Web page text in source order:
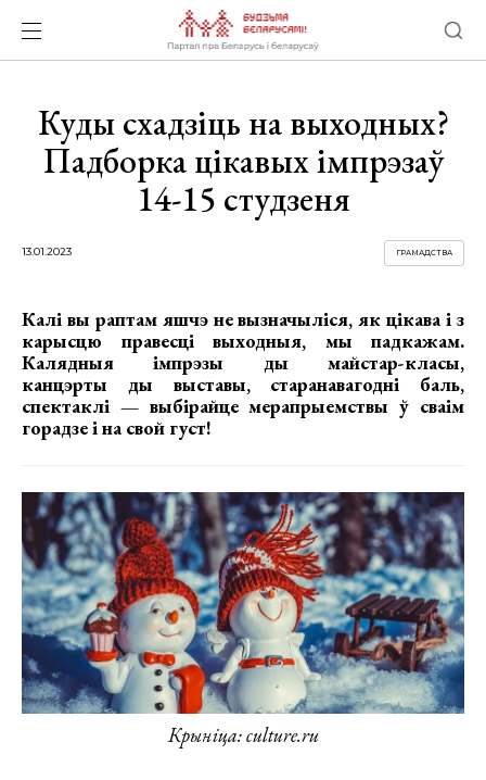
Куды схадзіць на выходных?
Падборка цікавых імпрэзаў
14-15 студзеня
13.01.2023 ГРАМАДСТВА
Калі вы раптам яшчэ не вызначыліся, як цікава і з
карысцю правесці выходныя, мы падкажам.
Калядныя імпрэзы ды майстар-класы,
канцэрты ды выставы, старанавагодні баль,
спектаклі — выбірайце мерапрыемствы ў сваім
горадзе і на свой густ!
Крыніца: culture.ru